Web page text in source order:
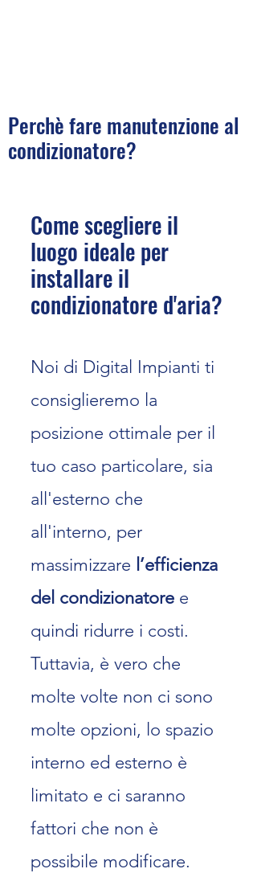
Perchè fare manutenzione al
condizionatore?​​​​​
Come scegliere il
luogo ideale per
installare il
condizionatore d'aria?
Noi di Digital Impianti ti
consiglieremo la
posizione ottimale per il
tuo caso particolare, sia
all'esterno che
all'interno, per
massimizzare l’efficienza
del condizionatore e
quindi ridurre i costi.
Tuttavia, è vero che
molte volte non ci sono
molte opzioni, lo spazio
interno ed esterno è
limitato e ci saranno
fattori che non è
possibile modificare.